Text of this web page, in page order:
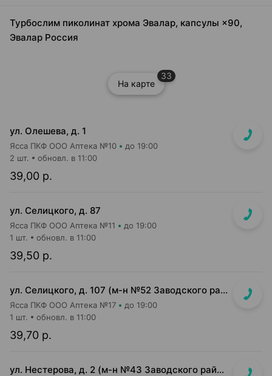
Турбослим пиколинат хрома Эвалар, капсулы ×90,
Эвалар Россия
На карте
33
ул. Олешева, д. 1
Ясса ПКФ ООО Аптека №10 до 19:00
39,00 р.
2 шт. обновл. в 11:00
ул. Селицкого, д. 87
Ясса ПКФ ООО Аптека №11 до 19:00
39,50 р.
1 шт. обновл. в 11:00
ул. Селицкого, д. 107 (м-н №52 Заводского райпищеторга)
Ясса ПКФ ООО Аптека №17 до 19:00
39,70 р.
1 шт. обновл. в 11:00
ул. Нестерова, д. 2 (м-н №43 Заводского райпищеторга)